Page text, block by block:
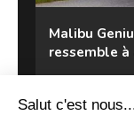
Malibu
ressemble à